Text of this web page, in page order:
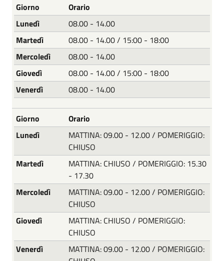
Giorno
Orario
Lunedì
08.00 - 14.00
Martedì
08.00 - 14.00 / 15:00 - 18:00
Mercoledì
08.00 - 14.00
Giovedì
08.00 - 14.00 / 15:00 - 18:00
Venerdì
08.00 - 14.00
Giorno
Orario
Lunedì
MATTINA: 09.00 - 12.00 / POMERIGGIO:
CHIUSO
Martedì
MATTINA: CHIUSO / POMERIGGIO: 15.30
- 17.30
Mercoledì
MATTINA: 09.00 - 12.00 / POMERIGGIO:
CHIUSO
Giovedì
MATTINA: CHIUSO / POMERIGGIO:
CHIUSO
Venerdì
MATTINA: 09.00 - 12.00 / POMERIGGIO: